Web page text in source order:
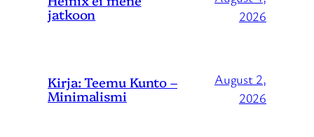
jatkoon
2026
Kirja: Teemu Kunto –
Minimalismi
August 2,
2026